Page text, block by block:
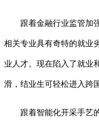
跟着金融行业监管加强
相关专业具有奇特的就业
业人才。现在陷入了就业
滑，结业生可轻松进入跨
跟着智能化开采手艺的